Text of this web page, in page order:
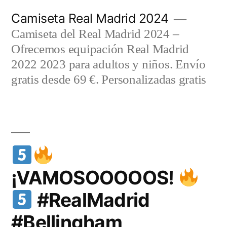
contenido
Camiseta Real Madrid 2024
Camiseta del Real Madrid 2024 –
Ofrecemos equipación Real Madrid
2022 2023 para adultos y niños. Envío
gratis desde 69 €. Personalizadas gratis
¡VAMOSOOOOOS!
#RealMadrid
#Bellingham